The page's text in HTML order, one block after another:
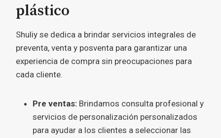
plástico
Shuliy se dedica a brindar servicios integrales de
preventa, venta y posventa para garantizar una
experiencia de compra sin preocupaciones para
cada cliente.
Pre ventas: Brindamos consulta profesional y
servicios de personalización personalizados
para ayudar a los clientes a seleccionar las